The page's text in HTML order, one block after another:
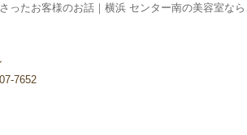
ったお客様のお話｜横浜 センター南の美容室なら